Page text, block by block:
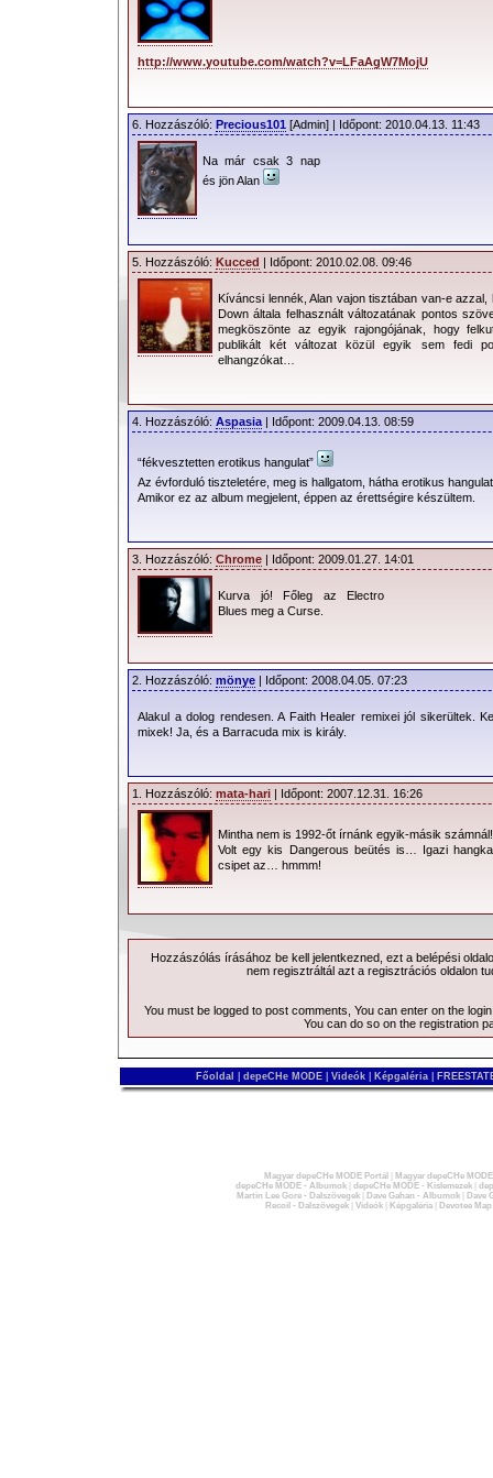
http://www.youtube.com/watch?v=LFaAgW7MojU
6. Hozzászóló: Precious101 [Admin] | Időpont: 2010.04.13. 11:43
Na már csak 3 nap
és jön Alan
5. Hozzászóló: Kucced | Időpont: 2010.02.08. 09:46
Kíváncsi lennék, Alan vajon tisztában van-e azzal,
Down általa felhasznált változatának pontos
megköszönte az egyik rajongójának, hogy
publikált két változat közül egyik sem fedi
elhangzókat…
4. Hozzászóló: Aspasia | Időpont: 2009.04.13. 08:59
“fékvesztetten erotikus hangulat”
Az évforduló tiszteletére, meg is hallgatom, hátha erotikus
Amikor ez az album megjelent, éppen az érettségire készültem.
3. Hozzászóló: Chrome | Időpont: 2009.01.27. 14:01
Kurva jó! Főleg az Electro
Blues meg a Curse.
2. Hozzászóló: mönye | Időpont: 2008.04.05. 07:23
Alakul a dolog rendesen. A Faith Healer remixei jól sikerültek.
mixek! Ja, és a Barracuda mix is király.
1. Hozzászóló: mata-hari | Időpont: 2007.12.31. 16:26
Mintha nem is 1992-őt írnánk egyik-másik
Volt egy kis Dangerous beütés is… Igazi
csipet az… hmmm!
Hozzászólás írásához be kell jelentkezned, ezt a belépési
nem regisztráltál azt a regisztrációs oldalon
You must be logged to post comments, You can enter on the
You can do so on the registration
Főoldal depeCHe MODE Videók Képgaléria
Magyar depeCHe MODE Portál
Magyar depeCHe
depeCHe MODE - Albumok| depeCHe MODE - Kislemezek|
Martin Lee Gore - Dalszövegek| Dave Gahan - Albumok|
Dave
Recoil - Dalszövegek| Videók| Képgaléria| Devotee Map